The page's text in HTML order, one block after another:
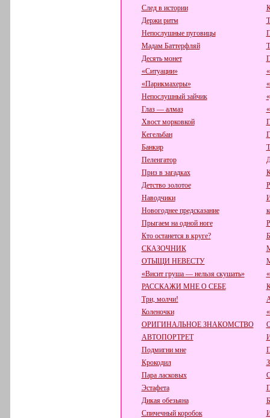
След в истории
Держи ритм
Непослушные пуговицы
Мадам Баттерфляй
Десять монет
«Ситуации»
«Парикмахеры»
Непослушный зайчик
Глаз — алмаз
Хвост морковкой
Кегельбан
Банкир
Пеленгатор
Приз в загадках
Детство золотое
Наводчики
Новогоднее предсказание
Прыгаем на одной ноге
Кто останется в круге?
СКАЗОЧНИК
ОТЫЩИ НЕВЕСТУ
«Висит груша — нельзя скушать»
РАССКАЖИ МНЕ О СЕБЕ
Три, молчи!
Коленочки
ОРИГИНАЛЬНОЕ ЗНАКОМСТВО
АВТОПОРТРЕТ
Подмигни мне
Крокодил
Пара ласковых
Эстафета
Дикая обезьяна
Спичечный коробок